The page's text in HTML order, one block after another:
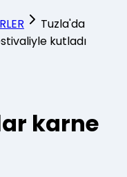
Tuzla'da
kutladı
karne